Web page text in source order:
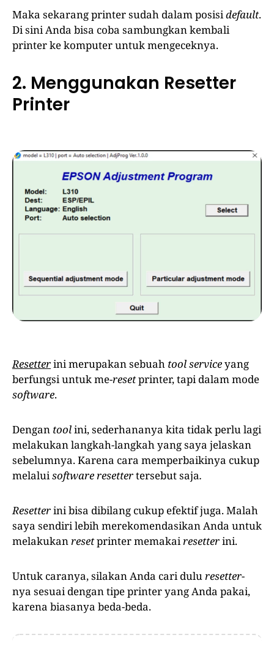
Maka sekarang printer sudah dalam posisidefault.
Di sini Anda bisa coba sambungkan kembali
printer ke komputer untuk mengeceknya.
2. Menggunakan Resetter
Printer
Resetterini merupakan sebuah tool serviceyang
berfungsi untuk me-resetprinter, tapi dalam mode
software.
Dengan toolini, sederhananya kita tidak perlu lagi
melakukan langkah-langkah yang saya jelaskan
sebelumnya. Karena cara memperbaikinya cukup
melaluisoftwareresettertersebut saja.
Resetterini bisa dibilang cukup efektif juga. Malah
saya sendiri lebih merekomendasikan Anda untuk
melakukanresetprinter memakairesetterini.
Untuk caranya, silakan Anda cari duluresetter-
nya sesuai dengan tipe printer yang Anda pakai,
karena biasanya beda-beda.